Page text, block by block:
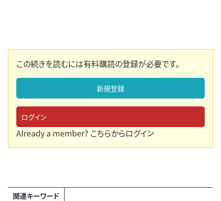
この続きを読むには有料購読の登録が必要です。
新規登録
ログイン
Already a member? こちらからログイン
関連キーワード